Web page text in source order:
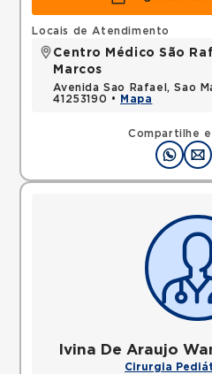
Compartilhe
Locais de Atendimento
Centro Médico São
Marcos
Avenida Sao Rafael, Sao
41253190 •
Mapa
Ivina De Araujo
Cirurgia